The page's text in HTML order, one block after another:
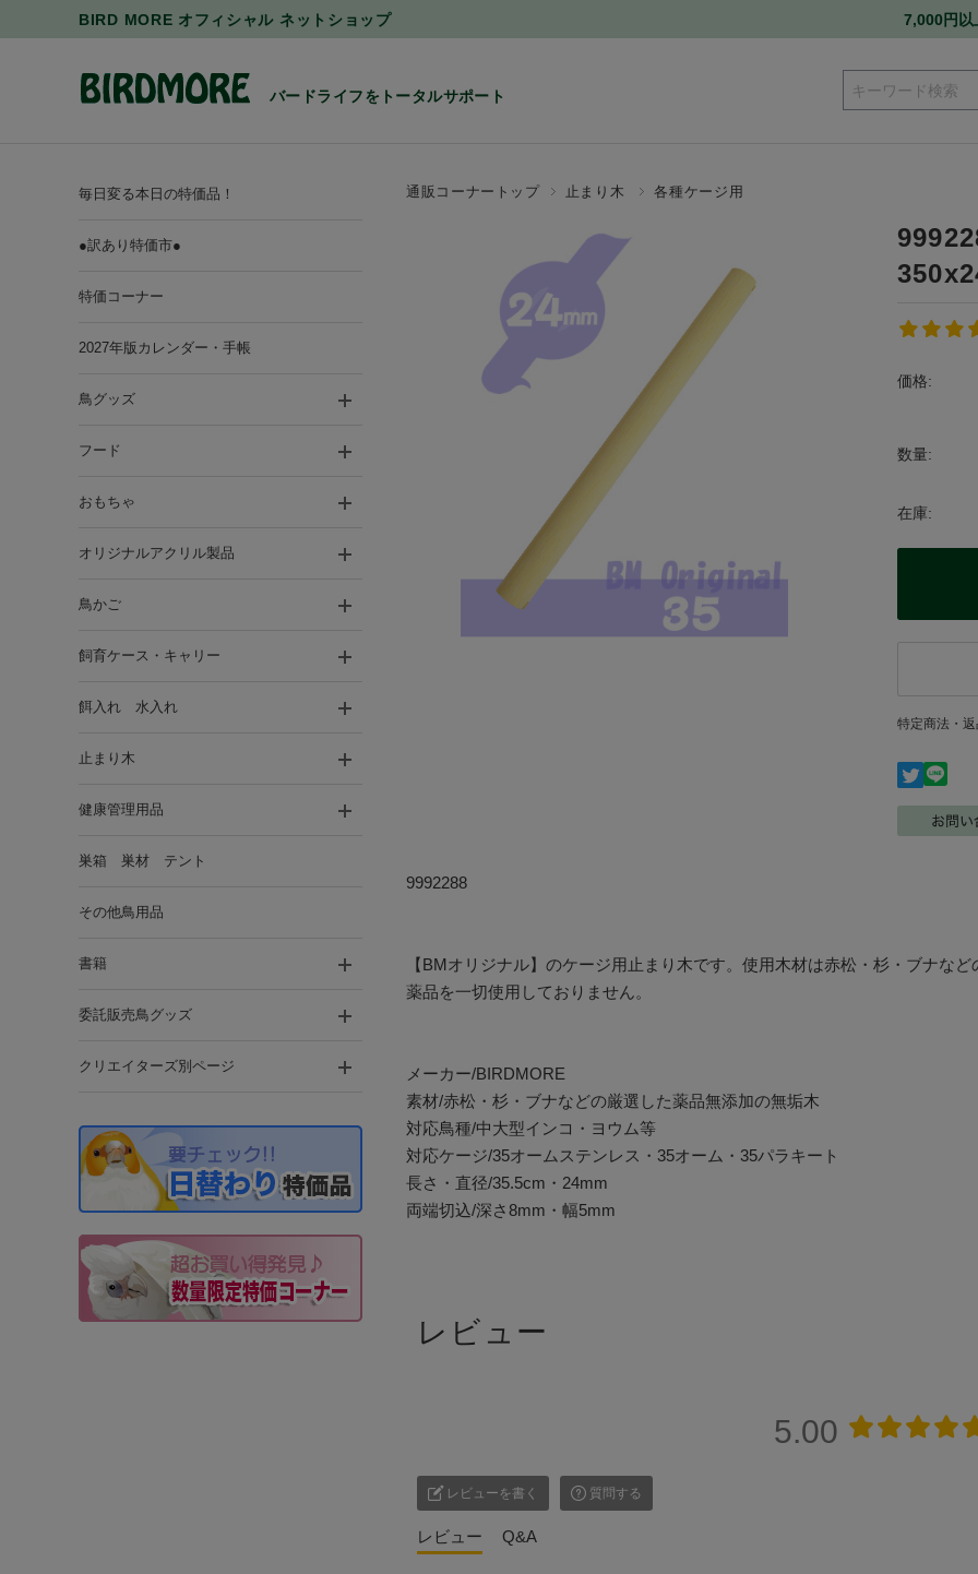
BIRD MORE オフィシャル ネットショップ 7,000円
バードライフをトータルサポート
通販コーナートップ 止まり木 各種ケージ用
価格:
数量:
在庫:
特定商法・
9992288
【BMオリジナル】のケージ用止まり木です。使用木材は赤松・杉・ブナな
薬品を一切使用しておりません。
メーカー/BIRDMORE
素材/赤松・杉・ブナなどの厳選した薬品無添加の無垢木
対応鳥種/中大型インコ・ヨウム等
対応ケージ/35オームステンレス・35オーム・35パラキート
長さ・直径/35.5cm・24mm
両端切込/深さ8mm・幅5mm
レビュー
5.00
レビューを書く 質問する
レビュー Q&A
毎日変る本日の特価品！
●訳あり特価市●
特価コーナー
2027年版カレンダー・手帳
鳥グッズ
フード
おもちゃ
オリジナルアクリル製品
鳥かご
飼育ケース・キャリー
餌入れ 水入れ
止まり木
健康管理用品
巣箱 巣材 テント
その他鳥用品
書籍
委託販売鳥グッズ
クリエイターズ別ページ